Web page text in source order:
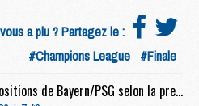
a plu ? Partagez le :
#Champions League #Finale
Match : Les compositions de Bayern/PSG selon la presse